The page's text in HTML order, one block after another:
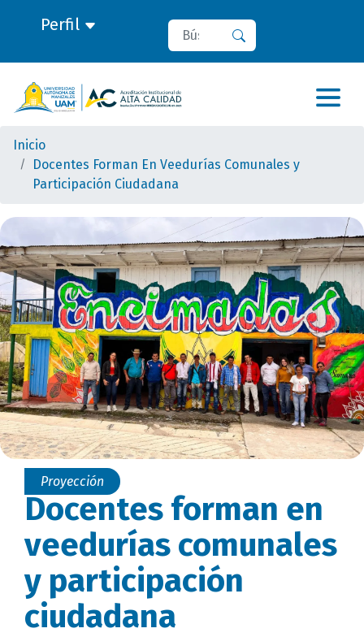
Perfil Buscar
Inicio
Docentes Forman En Veedurías Comunales y
Participación Ciudadana
Proyección
Docentes forman en
veedurías comunales
y participación
ciudadana